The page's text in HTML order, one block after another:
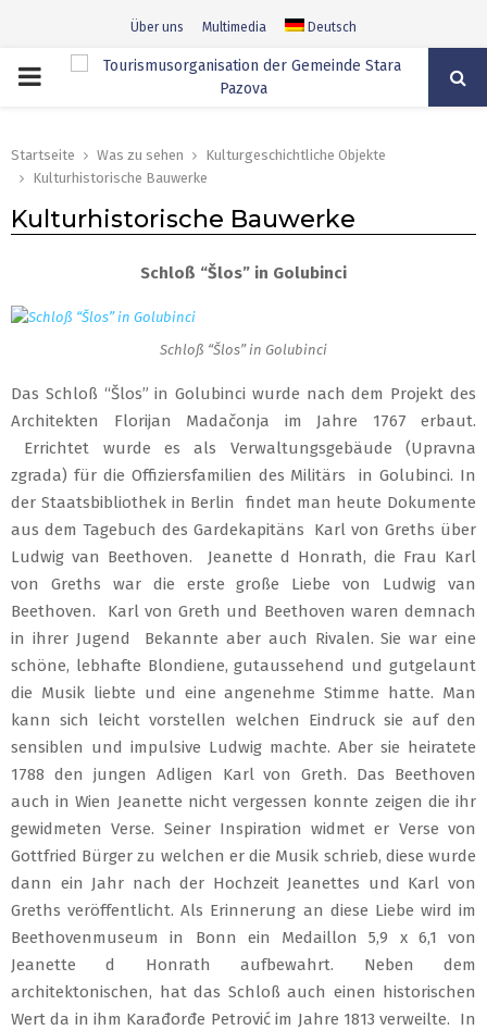
Über uns Multimedia Deutsch
PRIMARY
Startseite Was zu sehen
Kulturgeschichtliche Objekte
Kulturhistorische Bauwerke
Kulturhistorische Bauwerke
Schloß “Šlos” in Golubinci
Schloß “Šlos” in Golubinci
Das Schloß “Šlos” in Golubinci wurde nach dem Projekt des
Architekten Florijan Madačonja im Jahre 1767 erbaut.
Errichtet wurde es als Verwaltungsgebäude (Upravna
zgrada) für die Offiziersfamilien des Militärs in Golubinci. In
der Staatsbibliothek in Berlin findet man heute Dokumente
aus dem Tagebuch des Gardekapitäns Karl von Greths über
Ludwig van Beethoven. Jeanette d Honrath, die Frau Karl
von Greths war die erste große Liebe von Ludwig van
Beethoven. Karl von Greth und Beethoven waren demnach
in ihrer Jugend Bekannte aber auch Rivalen. Sie war eine
schöne, lebhafte Blondiene, gutaussehend und gutgelaunt
die Musik liebte und eine angenehme Stimme hatte. Man
kann sich leicht vorstellen welchen Eindruck sie auf den
sensiblen und impulsive Ludwig machte. Aber sie heiratete
1788 den jungen Adligen Karl von Greth. Das Beethoven
auch in Wien Jeanette nicht vergessen konnte zeigen die ihr
gewidmeten Verse. Seiner Inspiration widmet er Verse von
Gottfried Bürger zu welchen er die Musik schrieb, diese wurde
dann ein Jahr nach der Hochzeit Jeanettes und Karl von
Greths veröffentlicht. Als Erinnerung an diese Liebe wird im
Beethovenmuseum in Bonn ein Medaillon 5,9 x 6,1 von
Jeanette d Honrath aufbewahrt. Neben dem
architektonischen, hat das Schloß auch einen historischen
Wert da in ihm Karađorđe Petrović im Jahre 1813 verweilte. In